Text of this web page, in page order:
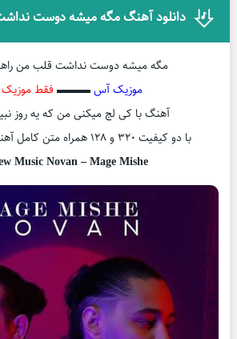
دانلود آهنگ مگه میشه دوست
مگه میشه دوست نداشت قلب من
موزیک آس▬▬▬ فقط
آهنگ با کی لج میکنی من که یه روز
با دو کیفیت ۳۲۰ و ۱۲۸ همراه متن کامل آهنگ در موزیک آس
Music Novan – Mage Mishe